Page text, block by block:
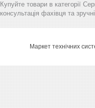
Купуйте товари в категорії
консультація фахівця та